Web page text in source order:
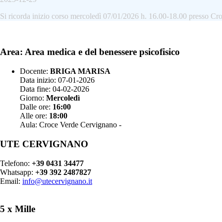
Si ricorda inizio corso mercoledì 07/01/2026 h. 16.00-18.00 presso
Area: Area medica e del benessere psicofisico
Docente: BRIGA MARISA
Data inizio: 07-01-2026
Data fine: 04-02-2026
Giorno: Mercoledì
Dalle ore: 16:00
Alle ore: 18:00
Aula: Croce Verde Cervignano -
UTE CERVIGNANO
Telefono: +39 0431 34477
Whatsapp: +39 392 2487827
Email: info@utecervignano.it
5 x Mille